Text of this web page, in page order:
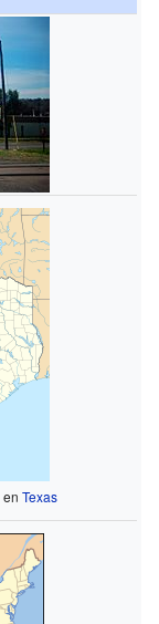
en Texas